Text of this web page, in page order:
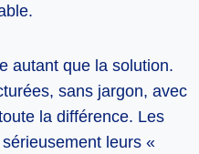
autant que la solution.
sans jargon, avec
la différence. Les
leurs «